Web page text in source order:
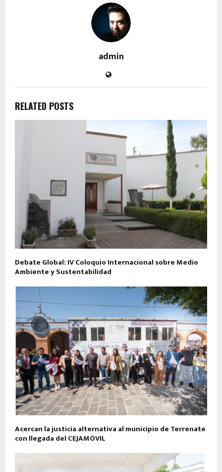
admin
RELATED POSTS
Debate Global: IV Coloquio Internacional sobre Medio
Ambiente y Sustentabilidad
Acercan la justicia alternativa al municipio de Terrenate
con llegada del CEJAMÓVIL